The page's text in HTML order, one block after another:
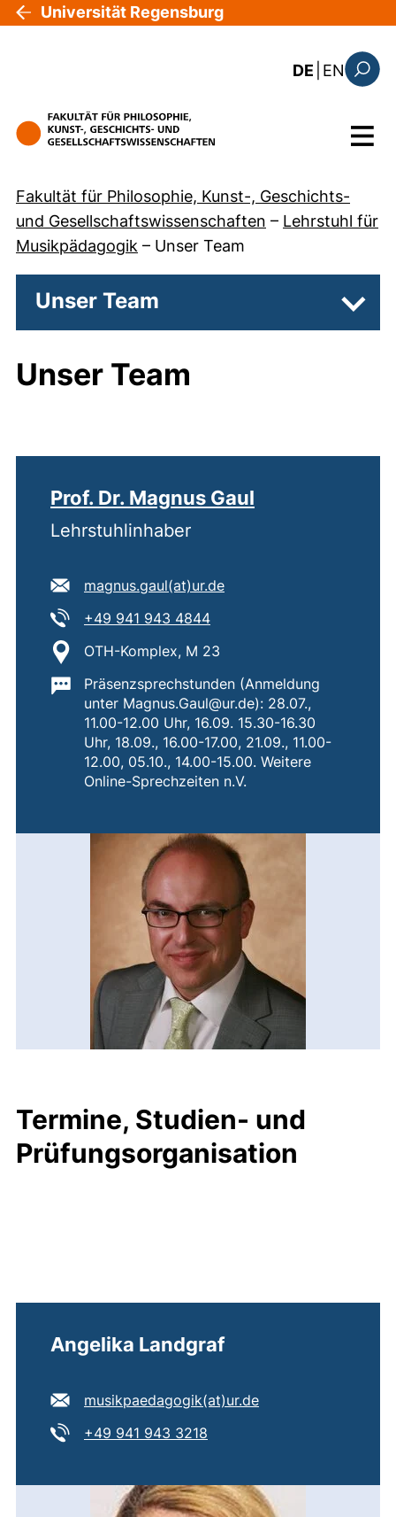
Direkt zum Inhalt
Universität Regensburg
DE EN: the
Menü
Fakultät für Philosophie, Kunst-, Geschichts-
und Gesellschaftswissenschaften – Lehrstuhl für
Musikpädagogik – Unser Team
Unser Team
Unser Team
Prof. Dr. Magnus Gaul
Lehrstuhlinhaber
E-Mail Adresse:
magnus.gaul​(at)​ur.de(öffnet Ihr E-Mail-
Tel:
+49 941 943 4844(startet einen
Standort:
OTH-Komplex, M 23
Wichtige Informationen:
Präsenzsprechstunden (Anmeldung
unter Magnus.Gaul@ur.de): 28.07.,
11.00-12.00 Uhr, 16.09. 15.30-16.30
Uhr, 18.09., 16.00-17.00, 21.09., 11.00-
12.00, 05.10., 14.00-15.00. Weitere
Online-Sprechzeiten n.V.
Termine, Studien- und
Prüfungsorganisation
Angelika Landgraf
E-Mail Adresse:
musikpaedagogik​(at)​ur.de(öffnet Ihr E-Mail-
Tel:
+49 941 943 3218